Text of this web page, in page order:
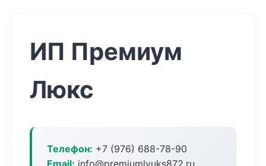
ИП Премиум
Люкс
Телефон: +7 (976) 688-78-90
Email: info@premiumlyuks872.ru